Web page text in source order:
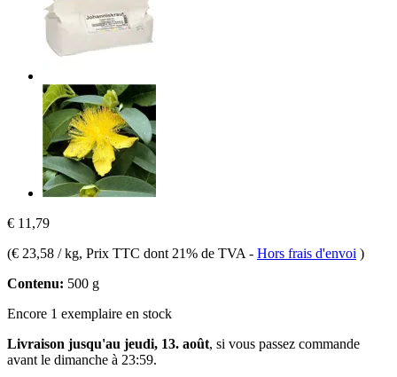
€ 11,79
(€ 23,58 / kg, Prix TTC dont 21% de TVA - Hors frais d'envoi )
Contenu: 500 g
Encore 1 exemplaire en stock
Livraison jusqu'au jeudi, 13. août, si vous passez commande
avant le dimanche à 23:59.